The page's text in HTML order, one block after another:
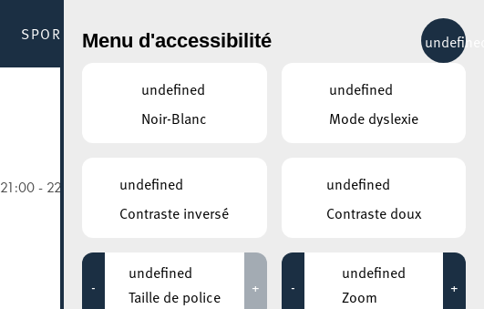
SPORT & RÉCRÉATION MOBILITÉ
21:00 - 22:30
AUTRES ÉVÉNEMENTS
19:30
16°C
Menu d'accessibilité
undefined
Noir-Blanc
undefined
Mode dyslexie
undefined
Contraste inversé
undefined
Contraste doux
-
undefined
Taille de police
+ -
undefined
Zoom
+